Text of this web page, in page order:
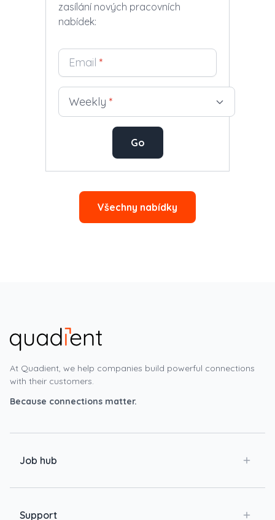
zasílání nových pracovních
nabídek:
Email *
Weekly *
Go
Všechny nabídky
At Quadient, we help companies build powerful connections
with their customers.
Because connections matter.
Job hub
Support